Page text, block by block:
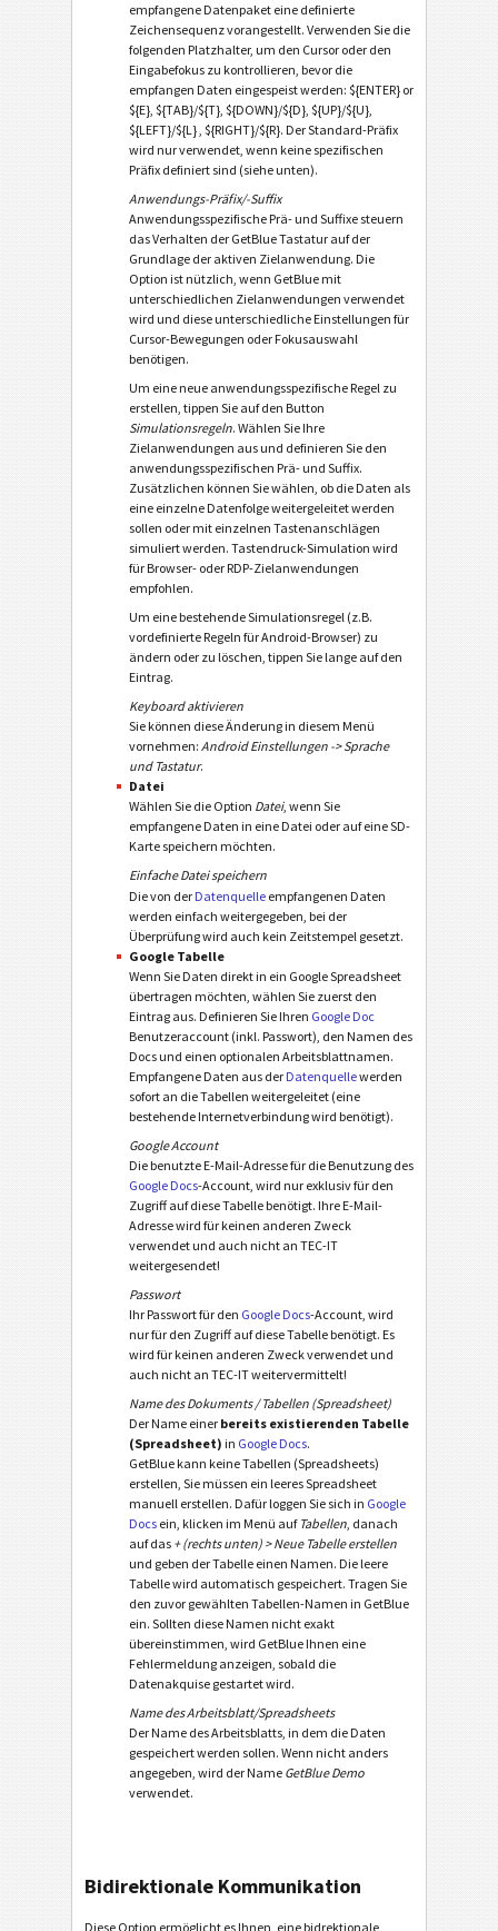
empfangene Datenpaket eine definierte
Zeichensequenz vorangestellt. Verwenden Sie die
folgenden Platzhalter, um den Cursor oder den
Eingabefokus zu kontrollieren, bevor die
empfangen Daten eingespeist werden: ${ENTER} or
${E}, ${TAB}/${T}, ${DOWN}/${D}, ${UP}/${U},
${LEFT}/${L} , ${RIGHT}/${R}. Der Standard-Präfix
wird nur verwendet, wenn keine spezifischen
Präfix definiert sind (siehe unten).
Anwendungs-Präfix/-Suffix
Anwendungsspezifische Prä- und Suffixe steuern
das Verhalten der GetBlue Tastatur auf der
Grundlage der aktiven Zielanwendung. Die
Option ist nützlich, wenn GetBlue mit
unterschiedlichen Zielanwendungen verwendet
wird und diese unterschiedliche Einstellungen für
Cursor-Bewegungen oder Fokusauswahl
benötigen.
Um eine neue anwendungsspezifische Regel zu
erstellen, tippen Sie auf den Button
Simulationsregeln. Wählen Sie Ihre
Zielanwendungen aus und definieren Sie den
anwendungsspezifischen Prä- und Suffix.
Zusätzlichen können Sie wählen, ob die Daten als
eine einzelne Datenfolge weitergeleitet werden
sollen oder mit einzelnen Tastenanschlägen
simuliert werden. Tastendruck-Simulation wird
für Browser- oder RDP-Zielanwendungen
empfohlen.
Um eine bestehende Simulationsregel (z.B.
vordefinierte Regeln für Android-Browser) zu
ändern oder zu löschen, tippen Sie lange auf den
Eintrag.
Keyboard aktivieren
Sie können diese Änderung in diesem Menü
vornehmen: Android Einstellungen -> Sprache
und Tastatur.
Datei
Wählen Sie die Option Datei, wenn Sie
empfangene Daten in eine Datei oder auf eine SD-
Karte speichern möchten.
Einfache Datei speichern
Die von der Datenquelle empfangenen Daten
werden einfach weitergegeben, bei der
Überprüfung wird auch kein Zeitstempel gesetzt.
Google Tabelle
Wenn Sie Daten direkt in ein Google Spreadsheet
übertragen möchten, wählen Sie zuerst den
Eintrag aus. Definieren Sie Ihren Google Doc
Benutzeraccount (inkl. Passwort), den Namen des
Docs und einen optionalen Arbeitsblattnamen.
Empfangene Daten aus der Datenquellewerden
sofort an die Tabellen weitergeleitet (eine
bestehende Internetverbindung wird benötigt).
Google Account
Die benutzte E-Mail-Adresse für die Benutzung des
Google Docs-Account, wird nur exklusiv für den
Zugriff auf diese Tabelle benötigt. Ihre E-Mail-
Adresse wird für keinen anderen Zweck
verwendet und auch nicht an TEC-IT
weitergesendet!
Passwort
Ihr Passwort für den Google Docs-Account, wird
nur für den Zugriff auf diese Tabelle benötigt. Es
wird für keinen anderen Zweck verwendet und
auch nicht an TEC-IT weitervermittelt!
Name des Dokuments / Tabellen (Spreadsheet)
Der Name einer bereits existierenden Tabelle
(Spreadsheet) in Google Docs.
GetBlue kann keine Tabellen (Spreadsheets)
erstellen, Sie müssen ein leeres Spreadsheet
manuell erstellen. Dafür loggen Sie sich in Google
Docs ein, klicken im Menü auf Tabellen , danach
auf das + (rechts unten) > Neue Tabelle erstellen
und geben der Tabelle einen Namen. Die leere
Tabelle wird automatisch gespeichert. Tragen Sie
den zuvor gewählten Tabellen-Namen in GetBlue
ein. Sollten diese Namen nicht exakt
übereinstimmen, wird GetBlue Ihnen eine
Fehlermeldung anzeigen, sobald die
Datenakquise gestartet wird.
Name des Arbeitsblatt/Spreadsheets
Der Name des Arbeitsblatts, in dem die Daten
gespeichert werden sollen. Wenn nicht anders
angegeben, wird der Name GetBlue Demo
verwendet.
Bidirektionale Kommunikation
Diese Option ermöglicht es Ihnen, eine bidrektionale